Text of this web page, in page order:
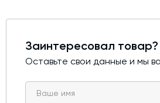
соединён с подающим
требуемой производительности
Заинтересовал товар?
Оставьте свои данные и мы